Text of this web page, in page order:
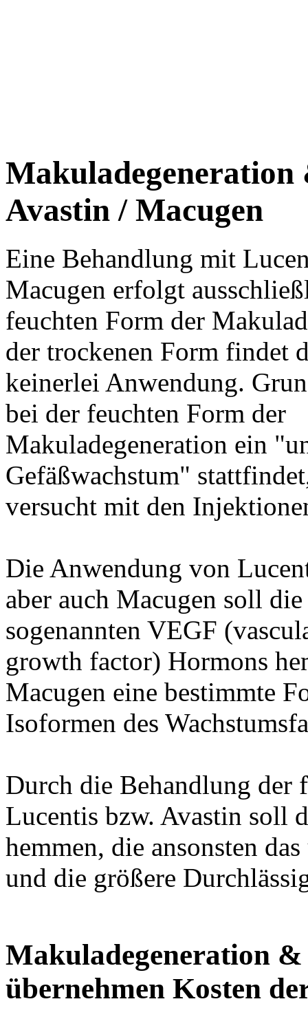
Makuladegeneration
Avastin / Macugen
Eine Behandlung mit
Macugen erfolgt
feuchten Form der
der trockenen Form findet
keinerlei Anwendung.
bei der feuchten Form der
Makuladegeneration ein
Gefäßwachstum"
versucht mit den
Die Anwendung von
aber auch Macugen soll
sogenannten VEGF
growth factor) Hormons
Macugen eine bestimmte
Isoformen des
Durch die Behandlung der
Lucentis bzw. Avastin soll
hemmen, die ansonsten
und die größere
Makuladegeneration
übernehmen Kosten